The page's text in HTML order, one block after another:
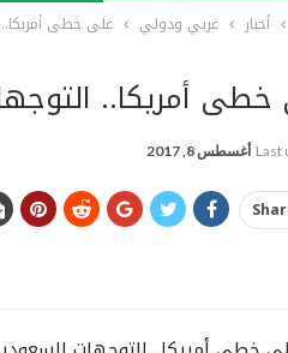
أخبار عربي ودولي على خطى
أمريكا..
Last أغسطس 8, 2017